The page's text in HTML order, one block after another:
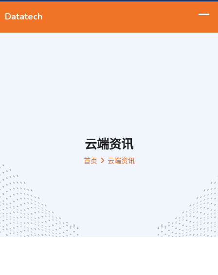
云端资讯
首页 云端资讯